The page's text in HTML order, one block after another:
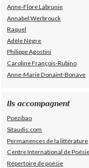
Anne-Flore Labrunie
Annabel Werbrouck
Raquel
Adèle Nègre
Philippe Agostini
Caroline François-Rubino
Anne-Marie Donaint-Bonave
Ils accompagnent
Poezibao
Sitaudis.com
Permanences de la littérature
Centre International de
Répertoire de poésie